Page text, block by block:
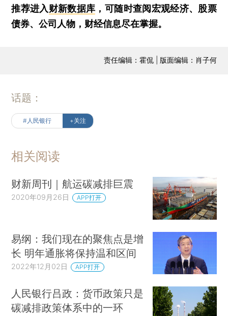
推荐进入财新数据库 ，可随时查阅宏观经济、股票
债券、公司人物，财经信息尽在掌握。
责任编辑：霍侃 | 版面编辑：肖子何
话题：
#人民银行 +关注
相关阅读
财新周刊｜航运碳减排巨震
2020年09月26日 APP打开
易纲：我们现在的聚焦点是增
长 明年通胀将保持温和区间
2022年12月02日 APP打开
人民银行吕政：货币政策只是
碳减排政策体系中的一环